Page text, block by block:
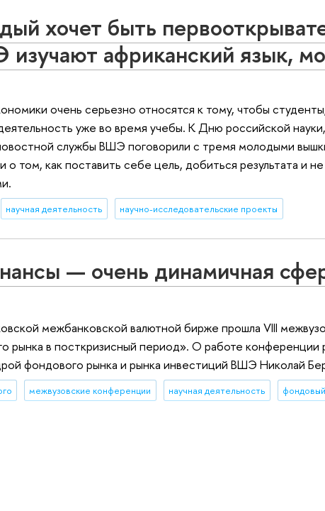
хочет быть
африканский язык,
очень серьезно относятся к тому, чтобы
уже во время учебы. К Дню российской
службы ВШЭ поговорили с тремя молодыми
о том, как поставить себе цель, добиться результата и
научная деятельность научно-исследовательские проекты
— очень динамичная
межбанковской валютной бирже прошла VIII
рынка в посткризисный период». О работе
фондового рынка и рынка инвестиций ВШЭ Николай
межвузовские конференции научная деятельность